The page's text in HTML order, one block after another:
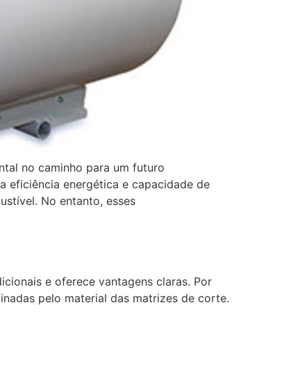
no caminho para um futuro
eficiência energética e capacidade de
No entanto, esses
e oferece vantagens claras. Por
pelo material das matrizes de corte.